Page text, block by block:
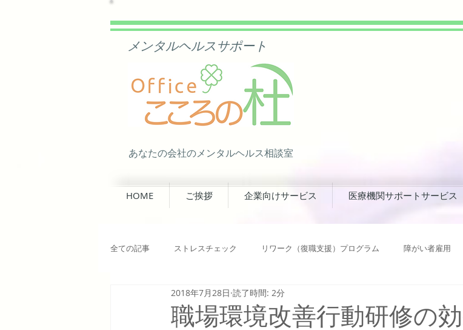
​ メンタルヘルスサポート
あなたの会社の​メンタルヘルス相談室
HOME ご挨拶 企業向けサービス 医療機関サポートサービス
全ての記事 ストレスチェック リワーク（復職支援）プログラム 障がい者雇用
職場環境改善行動研修の
2018年7月28日 読了時間: 2分